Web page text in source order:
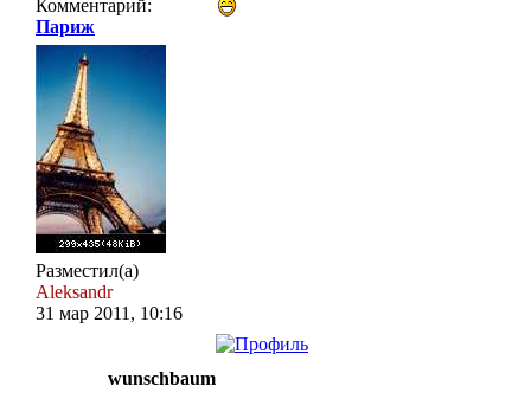
Комментарий:
Париж
Разместил(а)
Aleksandr
31 мар 2011, 10:16
wunschbaum